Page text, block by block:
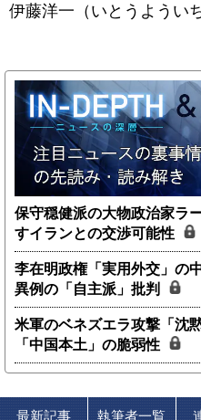
伊藤洋一（いとうよういち
保守穏健派の大物政治家ラ
すイランとの交渉可能性
李在明政権「実用外交」の
異例の「自主派」批判
米軍のベネズエラ攻撃「沈
「中国本土」の脆弱性
最新記事 執筆者一覧